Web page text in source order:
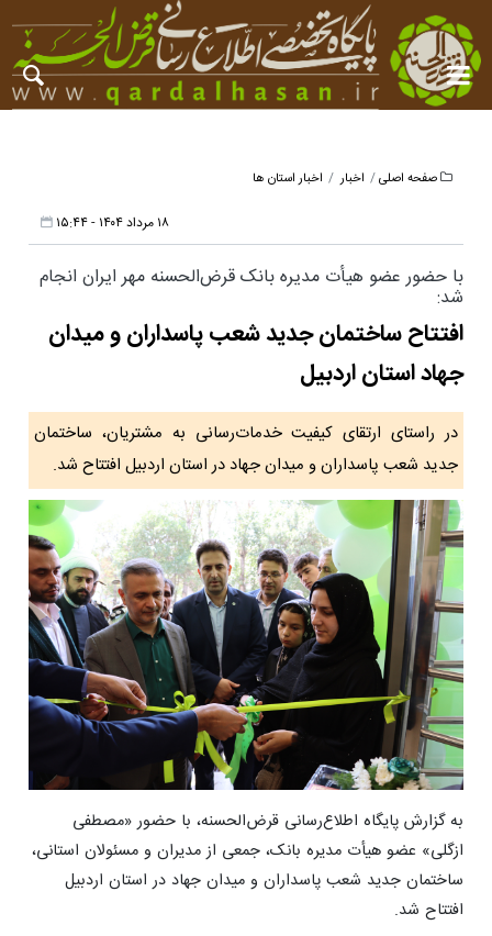
صفحه اصلی اخبار اخبار استان ها
۱۸ مرداد ۱۴۰۴ - ۱۵:۴۴
با حضور عضو هیأت مدیره بانک قرض‌الحسنه مهر ایران انجام
شد:
افتتاح ساختمان جدید شعب پاسداران و میدان
جهاد استان اردبیل
در راستای ارتقای کیفیت خدمات‌رسانی به مشتریان، ساختمان
جدید شعب پاسداران و میدان جهاد در استان اردبیل افتتاح شد.
به گزارش پایگاه اطلاع‌رسانی قرض‌الحسنه، با حضور «مصطفی
ازگلی» عضو هیأت مدیره بانک، جمعی از مدیران و مسئولان استانی،
ساختمان جدید شعب پاسداران و میدان جهاد در استان اردبیل
افتتاح شد.